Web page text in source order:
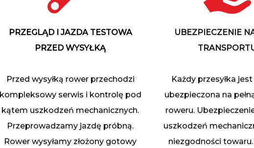
PRZEGLĄD I JAZDA TESTOWA
PRZED WYSYŁKĄ
Przed wysyłką rower przechodzi
kompleksowy serwis i kontrolę pod
kątem uszkodzeń mechanicznych.
Przeprowadzamy jazdę próbną.
Rower wysyłamy złożony gotowy
UBEZPIECZENIE
Każdy przesyłka jest
ubezpieczona na
roweru.
uszkodzeń
niezgodności